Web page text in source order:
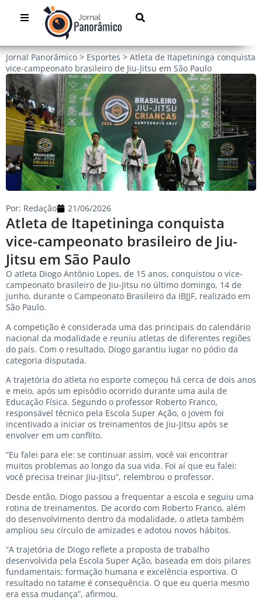
Jornal Panorâmico > Esportes > Atleta de Itapetininga conquista
vice-campeonato brasileiro de Jiu-Jitsu em São Paulo
Atleta de Itapetininga conquista
vice-campeonato brasileiro de Jiu-
Jitsu em São Paulo
Por: Redação 21/06/2026
O atleta Diogo Antônio Lopes, de 15 anos, conquistou o vice-
campeonato brasileiro de Jiu-Jitsu no último domingo, 14 de
junho, durante o Campeonato Brasileiro da IBJJF, realizado em
São Paulo.
A competição é considerada uma das principais do calendário
nacional da modalidade e reuniu atletas de diferentes regiões
do país. Com o resultado, Diogo garantiu lugar no pódio da
categoria disputada.
A trajetória do atleta no esporte começou há cerca de dois anos
e meio, após um episódio ocorrido durante uma aula de
Educação Física. Segundo o professor Roberto Franco,
responsável técnico pela Escola Super Ação, o jovem foi
incentivado a iniciar os treinamentos de Jiu-Jitsu após se
envolver em um conflito.
“Eu falei para ele: se continuar assim, você vai encontrar
muitos problemas ao longo da sua vida. Foi aí que eu falei:
você precisa treinar Jiu-Jitsu”, relembrou o professor.
Desde então, Diogo passou a frequentar a escola e seguiu uma
rotina de treinamentos. De acordo com Roberto Franco, além
do desenvolvimento dentro da modalidade, o atleta também
ampliou seu círculo de amizades e adotou novos hábitos.
“A trajetória de Diogo reflete a proposta de trabalho
desenvolvida pela Escola Super Ação, baseada em dois pilares
fundamentais: formação humana e excelência esportiva. O
resultado no tatame é consequência. O que eu queria mesmo
era essa mudança”, afirmou.